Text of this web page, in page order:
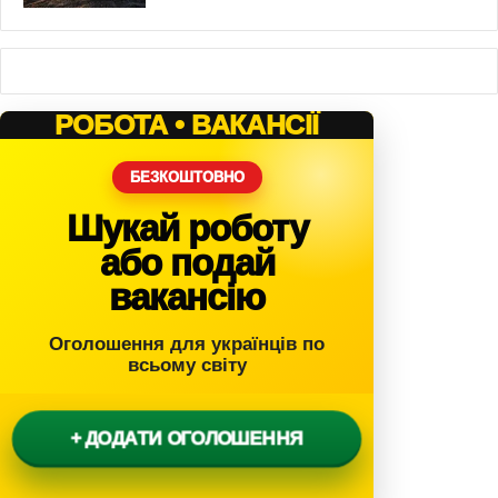
РОБОТА • ВАКАНСІЇ
БЕЗКОШТОВНО
Шукай роботу
або подай
вакансію
Оголошення для українців по
всьому світу
+ ДОДАТИ ОГОЛОШЕННЯ